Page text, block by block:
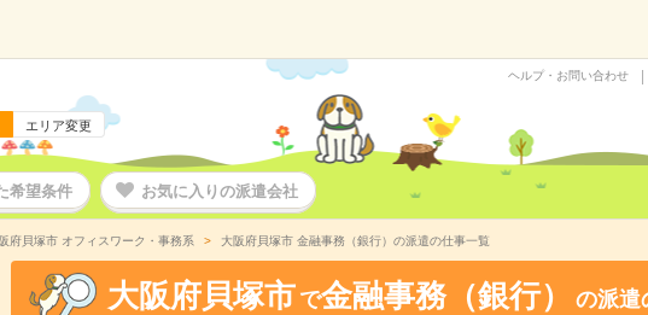
エリア変更
ヘルプ・お問い合わせ
希望条件 お気に入りの派遣会社
府貝塚市 オフィスワーク・事務系 大阪府貝塚市 金融事務（銀行）の派遣の仕事一覧
大阪府貝塚市 で金融事務（銀行） の派遣